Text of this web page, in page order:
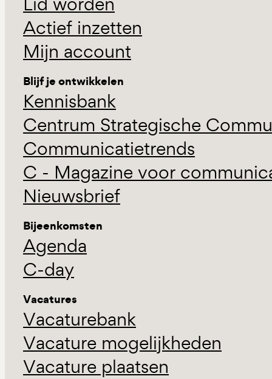
Actief inzetten
Mijn account
Blijf je ontwikkelen
Kennisbank
Centrum Strategische
Communicatietrends
C - Magazine voor
Nieuwsbrief
Bijeenkomsten
Agenda
C-day
Vacatures
Vacaturebank
Vacature mogelijkheden
Vacature plaatsen